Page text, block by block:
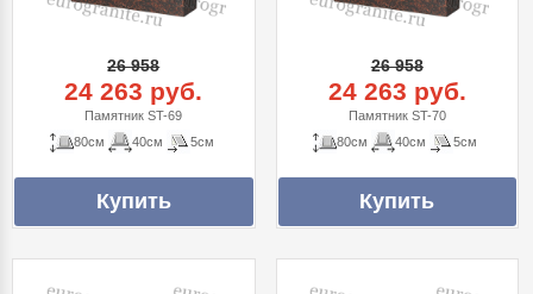
26 958
24 263 руб.
Памятник ST-69
80см
40см 5см
26 958
24 263 руб.
Памятник ST-70
80см
40см 5см